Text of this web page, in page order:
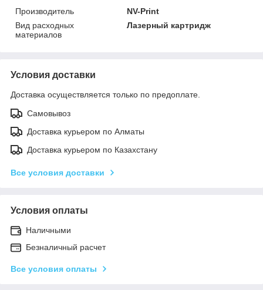
Производитель
NV-Print
Вид расходных
материалов
Лазерный картридж
Условия доставки
Доставка осуществляется только по предоплате.
Самовывоз
Доставка курьером по Алматы
Доставка курьером по Казахстану
Все условия доставки
Условия оплаты
Наличными
Безналичный расчет
Все условия оплаты